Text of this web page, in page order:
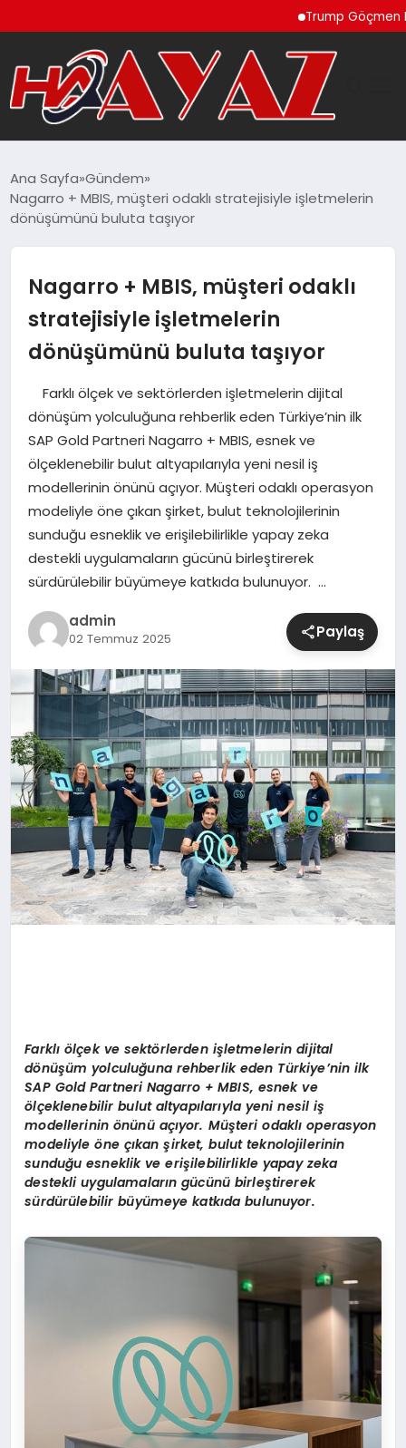
Trump Göçmen
DÜNYA
EKONOMI
MAGAZIN
SAĞLIK
SIYASET
SPOR
TEKNOLOJI
YAŞAM
Ana Sayfa Gündem
Nagarro + MBIS, müşteri odaklı stratejisiyle işletmelerin
dönüşümünü buluta taşıyor
Nagarro + MBIS, müşteri odaklı
stratejisiyle işletmelerin
dönüşümünü buluta taşıyor
Farklı ölçek ve sektörlerden işletmelerin dijital
dönüşüm yolculuğuna rehberlik eden Türkiye’nin ilk
SAP Gold Partneri Nagarro + MBIS, esnek ve
ölçeklenebilir bulut altyapılarıyla yeni nesil iş
modellerinin önünü açıyor. Müşteri odaklı operasyon
modeliyle öne çıkan şirket, bulut teknolojilerinin
sunduğu esneklik ve erişilebilirlikle yapay zeka
destekli uygulamaların gücünü birleştirerek
sürdürülebilir büyümeye katkıda bulunuyor. …
admin
02 Temmuz 2025 Paylaş
Farklı ölçek ve sektörlerden işletmelerin dijital
dönüşüm yolculuğuna rehberlik eden Türkiye’nin ilk
SAP Gold Partneri Nagarro + MBIS, esnek ve
ölçeklenebilir bulut altyapılarıyla yeni nesil iş
modellerinin önünü açıyor. Müşteri odaklı operasyon
modeliyle öne çıkan şirket, bulut teknolojilerinin
sunduğu esneklik ve erişilebilirlikle yapay zeka
destekli uygulamaların gücünü birleştirerek
sürdürülebilir büyümeye katkıda bulunuyor.